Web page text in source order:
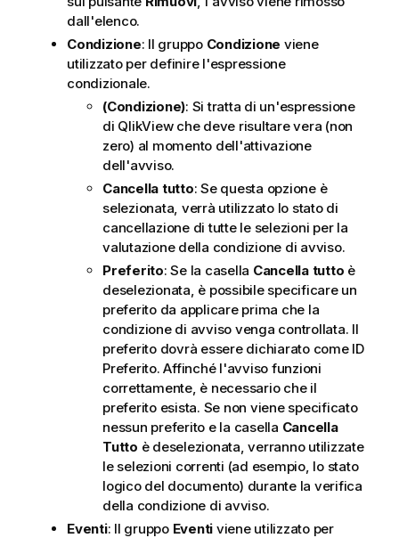
dall'elenco.
Condizione: Il gruppo Condizione viene
utilizzato per definire l'espressione
condizionale.
(Condizione): Si tratta di un'espressione
di QlikView che deve risultare vera (non
zero) al momento dell'attivazione
dell'avviso.
Cancella tutto: Se questa opzione è
selezionata, verrà utilizzato lo stato di
cancellazione di tutte le selezioni per la
valutazione della condizione di avviso.
Preferito: Se la casella Cancella tutto è
deselezionata, è possibile specificare un
preferito da applicare prima che la
condizione di avviso venga controllata. Il
preferito dovrà essere dichiarato come ID
Preferito. Affinché l'avviso funzioni
correttamente, è necessario che il
preferito esista. Se non viene specificato
nessun preferito e la casella Cancella
Tutto è deselezionata, verranno utilizzate
le selezioni correnti (ad esempio, lo stato
logico del documento) durante la verifica
della condizione di avviso.
Eventi: Il gruppo Eventi viene utilizzato per